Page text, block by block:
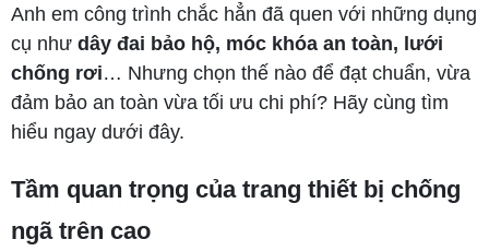
Anh em công trình chắc hẳn đã quen với những dụng
cụ như dây đai bảo hộ, móc khóa an toàn, lưới
chống rơi… Nhưng chọn thế nào để đạt chuẩn, vừa
đảm bảo an toàn vừa tối ưu chi phí? Hãy cùng tìm
hiểu ngay dưới đây.
Tầm quan trọng của trang thiết bị chống
ngã trên cao